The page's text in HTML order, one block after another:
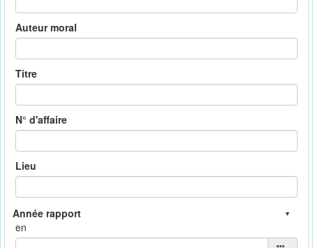
Auteur moral
Titre
N° d'affaire
Lieu
en